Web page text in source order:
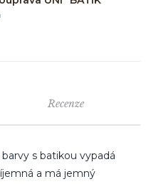
Recenze
s batikou vypadá
a má jemný